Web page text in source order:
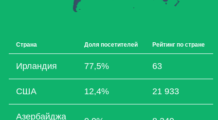
Страна Доля посетителей Рейтинг по стране
Ирландия 77,5% 63
США 12,4% 21 933
Азербайджа